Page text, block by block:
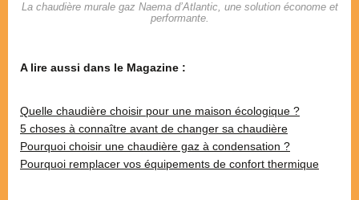
La chaudière murale gaz Naema d’Atlantic, une solution économe et
performante.
A lire aussi dans le Magazine :
Quelle chaudière choisir pour une maison écologique ?
5 choses à connaître avant de changer sa chaudière
Pourquoi choisir une chaudière gaz à condensation ?
Pourquoi remplacer vos équipements de confort thermique